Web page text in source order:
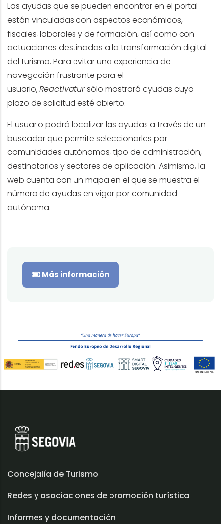
Las ayudas que se pueden encontrar en el portal
están vinculadas con aspectos económicos,
fiscales, laborales y de formación, así como con
actuaciones destinadas a la transformación digital
del turismo. Para evitar una experiencia de
navegación frustrante para el
usuario, Reactivatursólo mostrará ayudas cuyo
plazo de solicitud esté abierto.
El usuario podrá localizar las ayudas a través de un
buscador que permite seleccionarlas por
comunidades autónomas, tipo de administración,
destinatarios y sectores de aplicación. Asimismo, la
web cuenta con un mapa en el que se muestra el
número de ayudas en vigor por comunidad
autónoma.
Más información
Concejalía de Turismo
Redes y asociaciones de promoción turística
Informes y documentación